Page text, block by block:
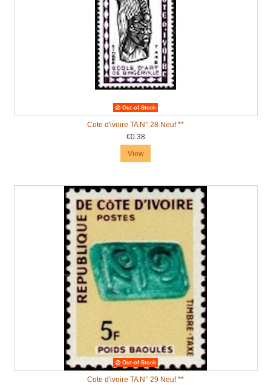
Out-of-Stock
Cote d'ivoire TA N° 28 Neuf **
€0.38
View
Out-of-Stock
Cote d'ivoire TA N° 29 Neuf **